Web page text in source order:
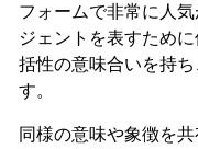
フォームで非常に人
ジェントを表すため
括性の意味合いを持
す。
同様の意味や象徴を